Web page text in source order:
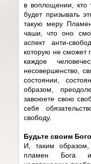
в воплощении, кто
будет призывать
такую меру
чаши, что оно
аспект анти-
которую не сможет
каждое
несовершенство,
состоянии,
образом,
завоюете свою
себя
свободу.
Будьте своим
И, таким
пламен Бога